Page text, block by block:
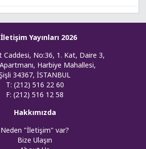
Yayınları 2026
Caddesi, No:36, 1. Kat, Daire 3,
Harbiye Mahallesi,
34367, İSTANBUL
T: (212) 516 22 60
F: (212) 516 12 58
Hakkımızda
Neden "İletişim" var?
Bize Ulaşın